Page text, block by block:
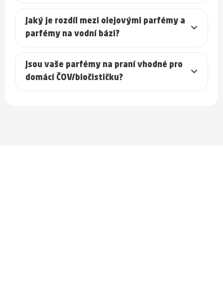
Jaký je rozdíl mezi olejovými parfémy a
parfémy na vodní bázi?
Jsou vaše parfémy na praní vhodné pro
domácí ČOV/biočističku?